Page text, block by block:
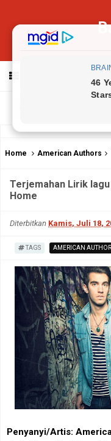
Home American Authors
Terjemahan Lirik
Home
Diterbitkan Kamis, Juli 18,
TAGS AMERICAN
Penyanyi/Artis: